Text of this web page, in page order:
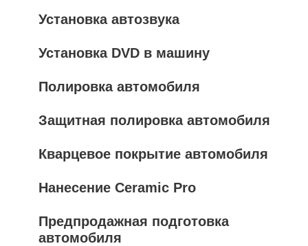
Установка автозвука
Установка DVD в машину
Полировка автомобиля
Защитная полировка автомобиля
Кварцевое покрытие автомобиля
Нанесение Ceramic Pro
Предпродажная подготовка
автомобиля